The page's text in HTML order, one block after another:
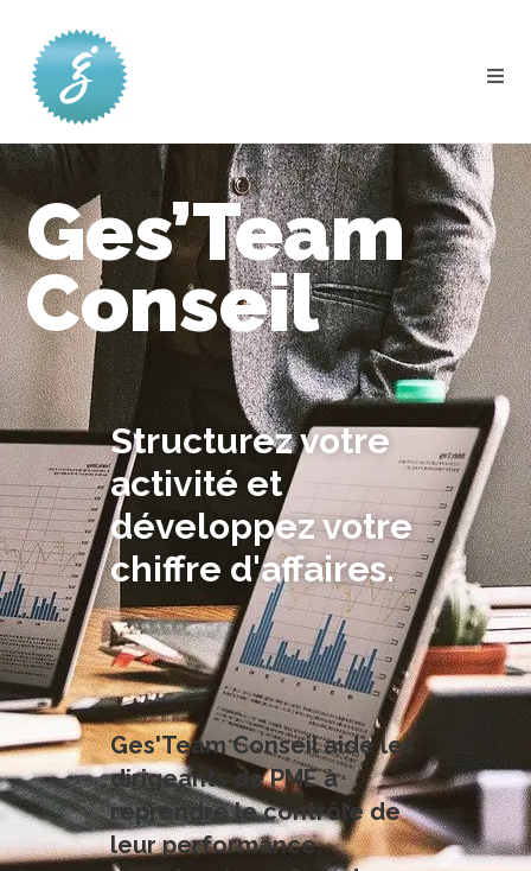
Ges’Team
Conseil
Structurez votre
activité et
développez votre
chiffre d'affaires.
Ges'Team Conseil aide les
dirigeants de PME à
reprendre le contrôle de
leur performance,